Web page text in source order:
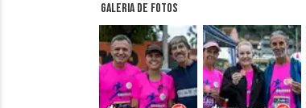
Galeria de fotos
&nbsp; &nbsp;